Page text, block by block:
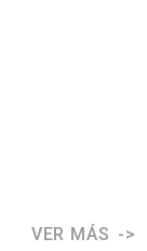
VER MÁS